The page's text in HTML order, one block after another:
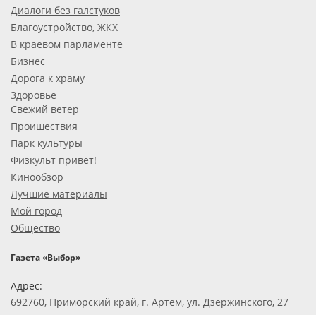
Диалоги без галстуков
Благоустройство, ЖКХ
В краевом парламенте
Бизнес
Дорога к храму
Здоровье
Свежий ветер
Проишествия
Парк культуры
Физкульт привет!
Кинообзор
Лучшие материалы
Мой город
Общество
Газета «Выбор»
Адрес:
692760, Приморский край, г. Артем, ул. Дзержинского, 27